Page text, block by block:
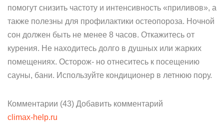
помогут снизить частоту и интенсивность «приливов», а
также полезны для профилактики остеопороза. Ночной
сон должен быть не менее 8 часов. Откажитесь от
курения. Не находитесь долго в душных или жарких
помещениях. Осторож- но отнеситесь к посещению
сауны, бани. Используйте кондиционер в летнюю пору.
Комментарии (43) Добавить комментарий
climax-help.ru